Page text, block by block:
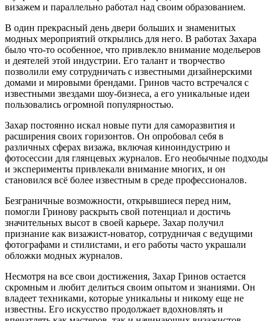
визажем и параллельно работал над своим образованием.
В один прекрасный день двери больших и знаменитых
модных мероприятий открылись для него. В работах Захара
было что-то особенное, что привлекло внимание модельеров
и деятелей этой индустрии. Его талант и творчество
позволили ему сотрудничать с известными дизайнерскими
домами и мировыми брендами. Гринов часто встречался с
известными звездами шоу-бизнеса, а его уникальные идеи
пользовались огромной популярностью.
Захар постоянно искал новые пути для саморазвития и
расширения своих горизонтов. Он опробовал себя в
различных сферах визажа, включая киноиндустрию и
фотосессии для глянцевых журналов. Его необычные подходы
и эксперименты привлекали внимание многих, и он
становился всё более известным в среде профессионалов.
Безграничные возможности, открывшиеся перед ним,
помогли Гринову раскрыть свой потенциал и достичь
значительных высот в своей карьере. Захар получил
признание как визажист-новатор, сотрудничая с ведущими
фотографами и стилистами, и его работы часто украшали
обложки модных журналов.
Несмотря на все свои достижения, Захар Гринов остается
скромным и любит делиться своим опытом и знаниями. Он
владеет техниками, которые уникальны и никому еще не
известны. Его искусство продолжает вдохновлять и